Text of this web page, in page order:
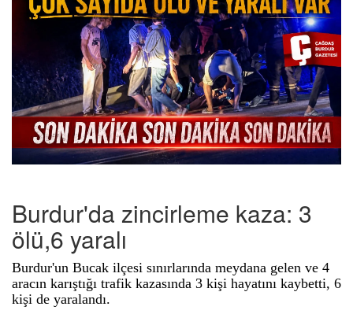
Burdur'da zincirleme kaza: 3
ölü,6 yaralı
Burdur'un Bucak ilçesi sınırlarında meydana gelen ve 4
aracın karıştığı trafik kazasında 3 kişi hayatını kaybetti, 6
kişi de yaralandı.